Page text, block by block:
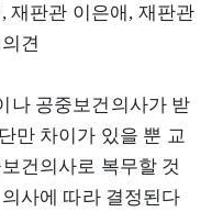
재판관 이은애, 재판관
견
나 공중보건의사가 받
만 차이가 있을 뿐 교
건의사로 복무할 것
사에 따라 결정된다